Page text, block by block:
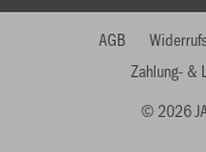
© 2026
AGB
Zahlung- &